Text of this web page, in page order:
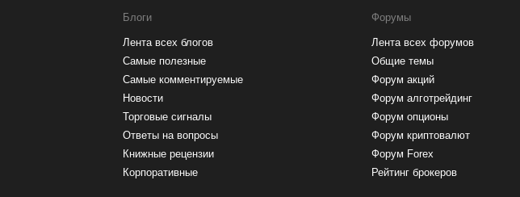
Блоги
Лента всех блогов
Самые полезные
Самые комментируемые
Новости
Торговые сигналы
Ответы на вопросы
Книжные рецензии
Корпоративные
Форумы
Лента всех форумов
Общие темы
Форум акций
Форум алготрейдинг
Форум опционы
Форум криптовалют
Форум Forex
Рейтинг брокеров